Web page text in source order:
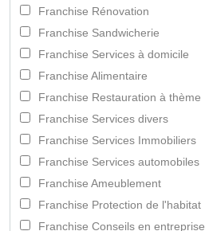
Franchise Rénovation
Franchise Sandwicherie
Franchise Services à domicile
Franchise Alimentaire
Franchise Restauration à thème
Franchise Services divers
Franchise Services Immobiliers
Franchise Services automobiles
Franchise Ameublement
Franchise Protection de l'habitat
Franchise Conseils en entreprise